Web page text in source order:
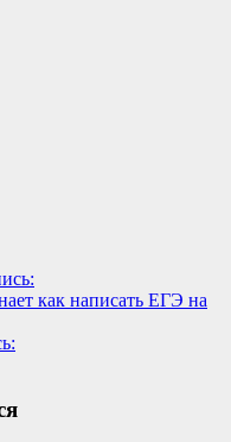
как написать ЕГЭ на